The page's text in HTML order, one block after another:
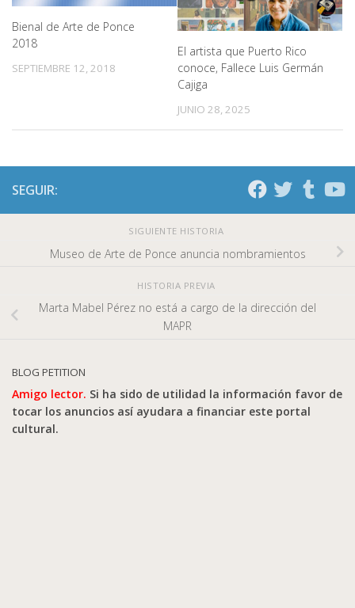
Bienal de Arte de Ponce
2018
SEPTIEMBRE 12, 2018
El artista que Puerto Rico
conoce, Fallece Luis Germán
Cajiga
JUNIO 28, 2025
SEGUIR:
SIGUIENTE HISTORIA
Museo de Arte de Ponce anuncia nombramientos
HISTORIA PREVIA
Marta Mabel Pérez no está a cargo de la dirección del
MAPR
BLOG PETITION
Amigo lector. Si ha sido de utilidad la información favor de
tocar los anuncios así ayudara a financiar este portal
cultural.